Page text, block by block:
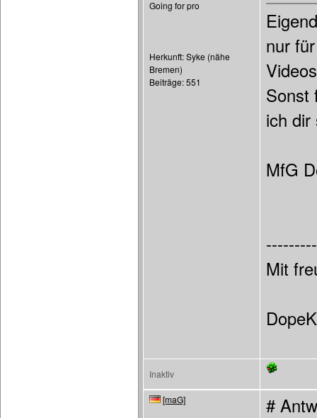
Going for pro
Herkunft: Syke (nähe
Bremen)
Beiträge: 551
nur
Sonst
ich dir
MfG
Mit
Inaktiv
[maG]
#